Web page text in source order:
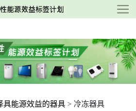
具能源效益的器具 > 冷冻器具